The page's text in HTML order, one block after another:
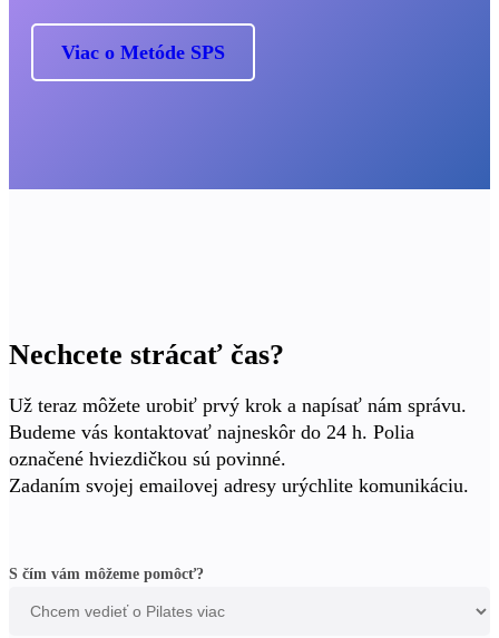
Viac o Metóde SPS
Nechcete strácať čas?
Už teraz môžete urobiť prvý krok a napísať nám správu.
Budeme vás kontaktovať najneskôr do 24 h. Polia
označené hviezdičkou sú povinné.
Zadaním svojej emailovej adresy urýchlite komunikáciu.
S čím vám môžeme pomôcť?